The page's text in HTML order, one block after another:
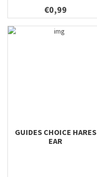
€0,99
GUIDES CHOICE HARES
EAR